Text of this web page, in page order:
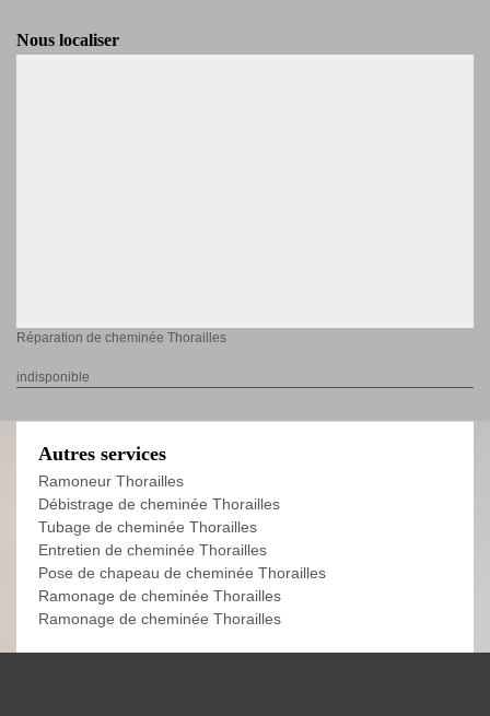
Nous localiser
Réparation de cheminée Thorailles
indisponible
Autres services
Ramoneur Thorailles
Débistrage de cheminée Thorailles
Tubage de cheminée Thorailles
Entretien de cheminée Thorailles
Pose de chapeau de cheminée Thorailles
Ramonage de cheminée Thorailles
Ramonage de cheminée Thorailles